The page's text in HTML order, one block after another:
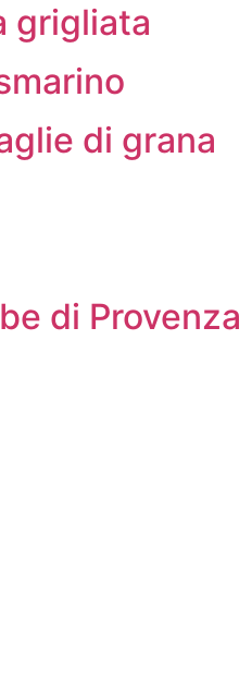
grigliata
di grana
di Provenza